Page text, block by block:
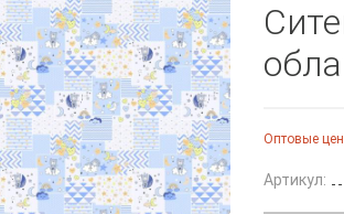
Оптовые
Артикул: